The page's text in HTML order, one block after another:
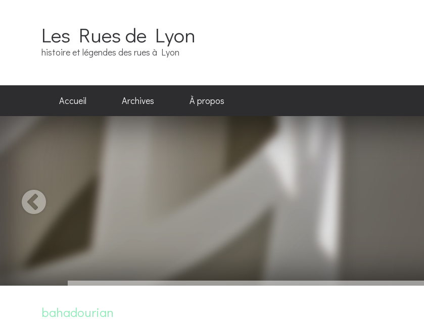
Les Rues de Lyon
histoire et légendes des rues à Lyon
Accueil Archives À propos
bahadourian